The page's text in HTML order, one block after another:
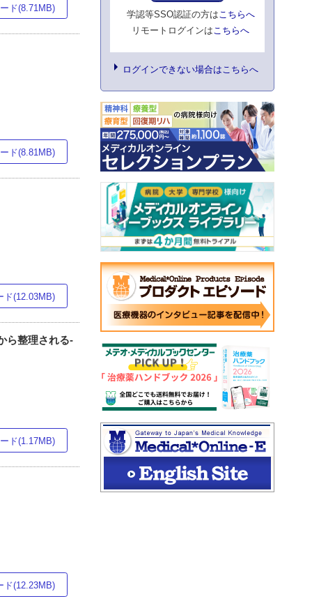
ド(8.71MB)
ド(8.81MB)
ド(12.03MB)
ら整理される-
ド(1.17MB)
ド(12.23MB)
学認等SSO認証の方はこちらへ
リモートログインはこちらへ
ログインできない場合はこちらへ